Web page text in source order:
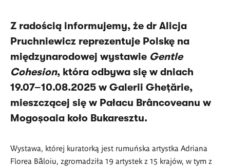
Z radością informujemy, że dr Alicja
Pruchniewicz reprezentuje Polskę na
międzynarodowej wystawie Gentle
Cohesion, która odbywa się w dniach
19.07–10.08.2025 w Galerii Ghețărie,
mieszczącej się w Pałacu Brâncoveanu w
Mogoșoaia koło Bukaresztu.
Wystawa, której kuratorką jest rumuńska artystka Adriana
Florea Băloiu, zgromadziła 19 artystek z 15 krajów, w tym z